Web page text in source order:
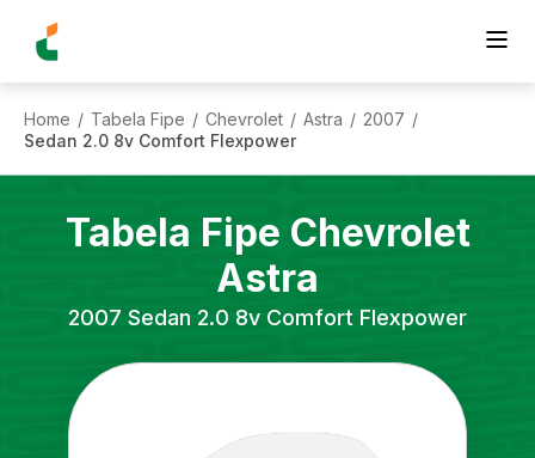
Home / Tabela Fipe / Chevrolet / Astra / 2007 /
Sedan 2.0 8v Comfort Flexpower
Tabela Fipe Chevrolet
Astra
2007 Sedan 2.0 8v Comfort Flexpower